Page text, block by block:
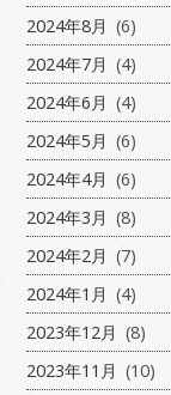
2024年8月 (6)
2024年7月 (4)
2024年6月 (4)
2024年5月 (6)
2024年4月 (6)
2024年3月 (8)
2024年2月 (7)
2024年1月 (4)
2023年12月 (8)
2023年11月 (10)